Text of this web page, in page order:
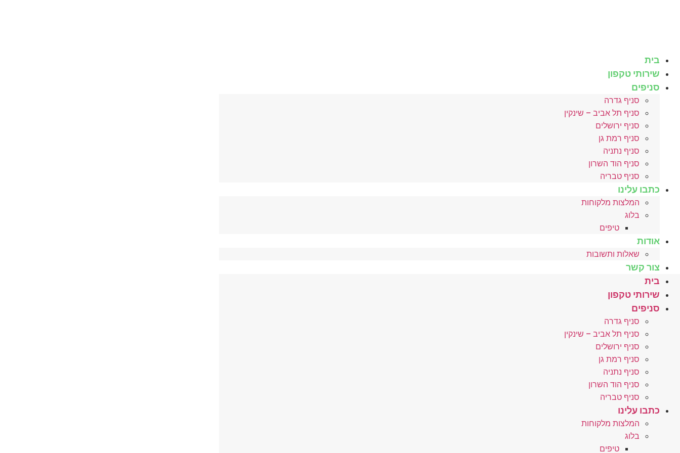
בית
שירותי טקפון
סניפים
סניף גדרה
סניף תל אביב – שינקין
סניף ירושלים
סניף רמת גן
סניף נתניה
סניף הוד השרון
סניף טבריה
כתבו עלינו
המלצות מלקוחות
בלוג
טיפים
אודות
שאלות ותשובות
צור קשר
בית
שירותי טקפון
סניפים
סניף גדרה
סניף תל אביב – שינקין
סניף ירושלים
סניף רמת גן
סניף נתניה
סניף הוד השרון
סניף טבריה
כתבו עלינו
המלצות מלקוחות
בלוג
טיפים